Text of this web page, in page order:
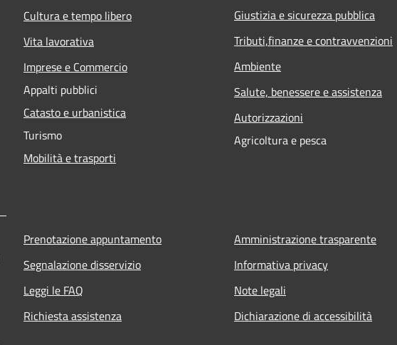
Cultura e tempo libero
Vita lavorativa
Imprese e Commercio
Appalti pubblici
Catasto e urbanistica
Turismo
Mobilità e trasporti
Giustizia e sicurezza pubblica
Tributi,finanze e contravvenzioni
Ambiente
Salute, benessere e assistenza
Autorizzazioni
Agricoltura e pesca
Prenotazione appuntamento
Segnalazione disservizio
Leggi le FAQ
Richiesta assistenza
Amministrazione trasparente
Informativa privacy
Note legali
Dichiarazione di accessibilità